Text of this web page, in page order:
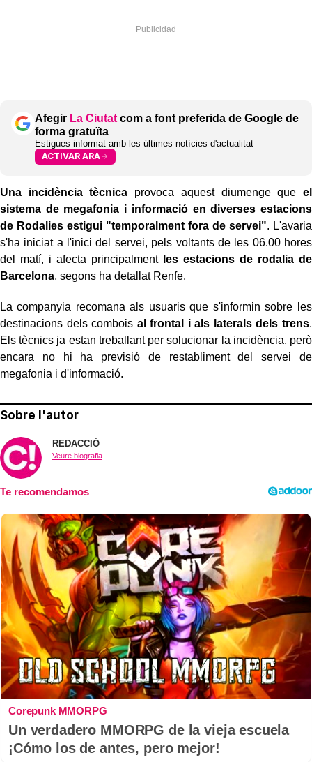
Afegir La Ciutat com a font preferida de Google de
forma gratuïta
Estigues informat amb les últimes notícies d'actualitat
ACTIVAR ARA
Una incidència tècnica provoca aquest diumenge que el
sistema de megafonia i informació en diverses estacions
de Rodalies estigui "temporalment fora de servei". L'avaria
s'ha iniciat a l'inici del servei, pels voltants de les 06.00 hores
del matí, i afecta principalment les estacions de rodalia de
Barcelona, segons ha detallat Renfe.
La companyia recomana als usuaris que s'informin sobre les
destinacions dels combois al frontal i als laterals dels trens.
Els tècnics ja estan treballant per solucionar la incidència, però
encara no hi ha previsió de restabliment del servei de
megafonia i d'informació.
Sobre l'autor
REDACCIÓ
Veure biografia
Corepunk MMORPG
Un verdadero MMORPG de la vieja escuela
¡Cómo los de antes, pero mejor!